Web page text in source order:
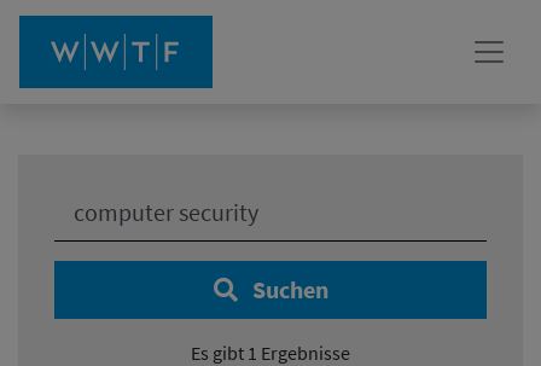
Suchen
Es gibt 1 Ergebnisse